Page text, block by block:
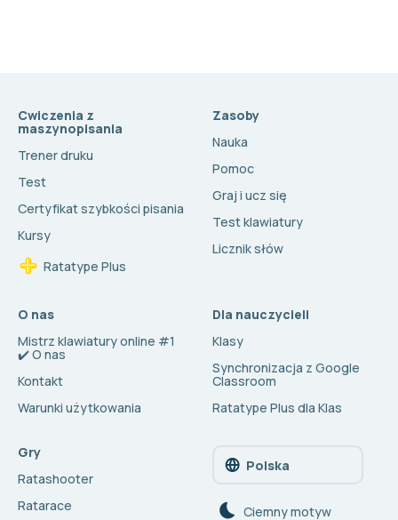
Cwiczenia z
maszynopisania
Trener druku
Test
Certyfikat szybkości pisania
Kursy
Ratatype Plus
Zasoby
Nauka
Pomoc
Graj i ucz się
Test klawiatury
Licznik słów
O nas
Mistrz klawiatury online #1
✔️ O nas
Kontakt
Warunki użytkowania
Dla nauczycieli
Klasy
Synchronizacja z Google
Classroom
Ratatype Plus dla Klas
Gry
Ratashooter
Ratarace
Polska
Сiemny motyw